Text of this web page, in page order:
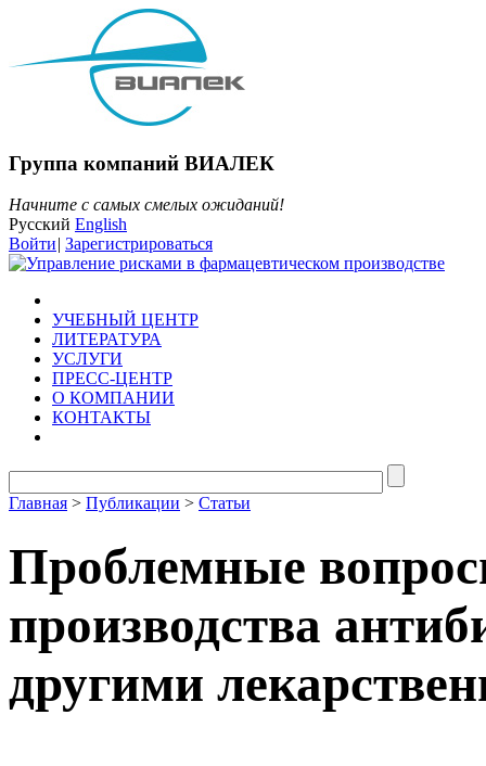
Группа компаний ВИАЛЕК
Начните с самых смелых ожиданий!
Русский English
Войти| Зарегистрироваться
УЧЕБНЫЙ ЦЕНТР
ЛИТЕРАТУРА
УСЛУГИ
ПРЕСС-ЦЕНТР
О КОМПАНИИ
КОНТАКТЫ
Главная > Публикации > Статьи
Проблемные
производства
другими